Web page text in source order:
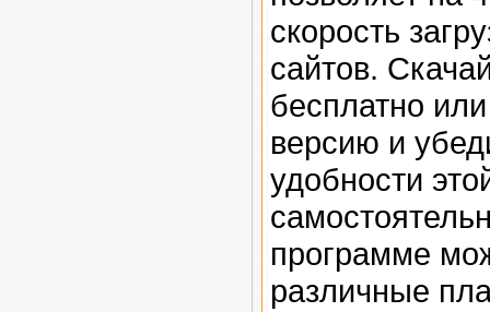
скорость
сайтов.
бесплатно
версию и
удобности
программе
различные